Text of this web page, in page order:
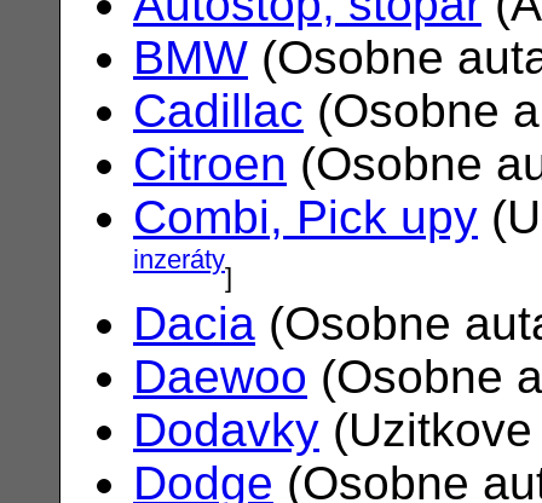
BMW (Osobne
Cadillac (Osobne
Citroen (Osobne
Combi, Pick upy
inzeráty]
Dacia (Osobne
Daewoo (Osobne
Dodavky
Dodge (Osobne